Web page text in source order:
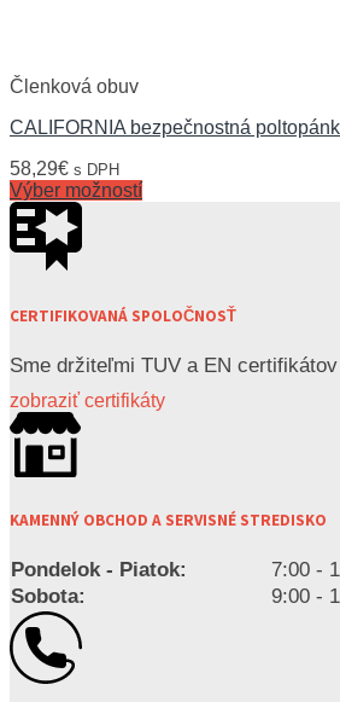
Členková obuv
CALIFORNIA bezpečnostná
58,29€ s DPH
Výber možností
CERTIFIKOVANÁ SPOLOČNOSŤ
Sme držiteľmi TUV a EN certifikátov
zobraziť certifikáty
KAMENNÝ OBCHOD A SERVISNÉ STREDISKO
Pondelok - Piatok:
7:00 -
Sobota:
9:00 -